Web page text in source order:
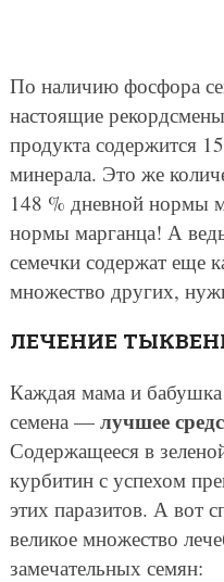
По наличию фосфора
настоящие
продукта содержится
минерала. Это же
148 % дневной нормы
нормы марганца! А
семечки содержат еще
множество других,
ЛЕЧЕНИЕ
Каждая мама и
семена — лучшее
Содержащееся в
курбитин с успехом
этих паразитов. А вот
великое множество
замечательных семян: